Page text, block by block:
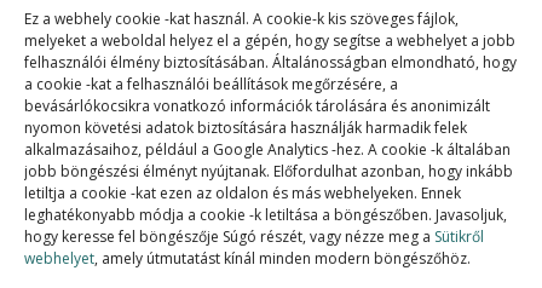
Ez a webhely cookie -kat használ. A cookie-k kis szöveges fájlok,
melyeket a weboldal helyez el a gépén, hogy segítse a webhelyet a jobb
felhasználói élmény biztosításában. Általánosságban elmondható, hogy
a cookie -kat a felhasználói beállítások megőrzésére, a
bevásárlókocsikra vonatkozó információk tárolására és anonimizált
nyomon követési adatok biztosítására használják harmadik felek
alkalmazásaihoz, például a Google Analytics -hez. A cookie -k általában
jobb böngészési élményt nyújtanak. Előfordulhat azonban, hogy inkább
letiltja a cookie -kat ezen az oldalon és más webhelyeken. Ennek
leghatékonyabb módja a cookie -k letiltása a böngészőben. Javasoljuk,
hogy keresse fel böngészője Súgó részét, vagy nézze meg a Sütikről
webhelyet, amely útmutatást kínál minden modern böngészőhöz.
SZAKMAI TAGSÁGOK: